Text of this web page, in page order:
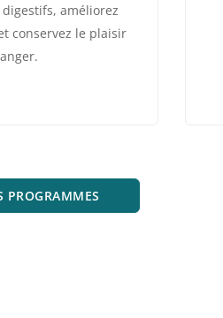
améliorez
conservez le plaisir
PROGRAMMES